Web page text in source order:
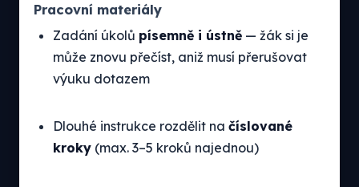
Pracovní materiály
Zadání úkolů písemně i ústně — žák si je
může znovu přečíst, aniž musí přerušovat
výuku dotazem
Dlouhé instrukce rozdělit na číslované
kroky (max. 3–5 kroků najednou)